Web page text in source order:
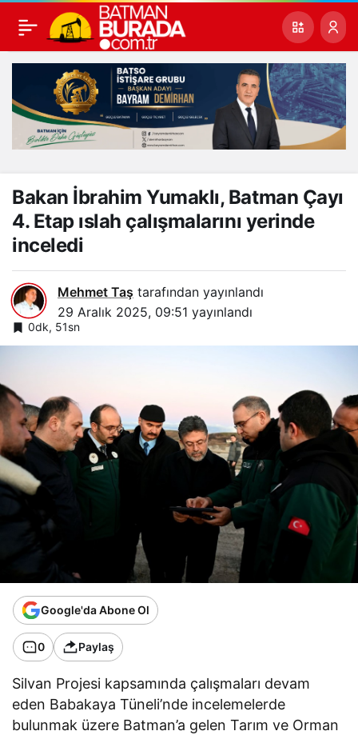
Bakan İbrahim Yumaklı, Batman Çayı
4. Etap ıslah çalışmalarını yerinde
inceledi
Mehmet Taş tarafından yayınlandı
29 Aralık 2025, 09:51 yayınlandı
0dk, 51sn
Google'da Abone Ol
0 Paylaş
Silvan Projesi kapsamında çalışmaları devam
eden Babakaya Tüneli’nde incelemelerde
bulunmak üzere Batman’a gelen Tarım ve Orman